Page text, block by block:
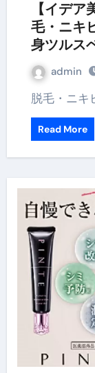
【イデ
毛・ニキ
身ツルス
admin
脱毛・ニ
Read More